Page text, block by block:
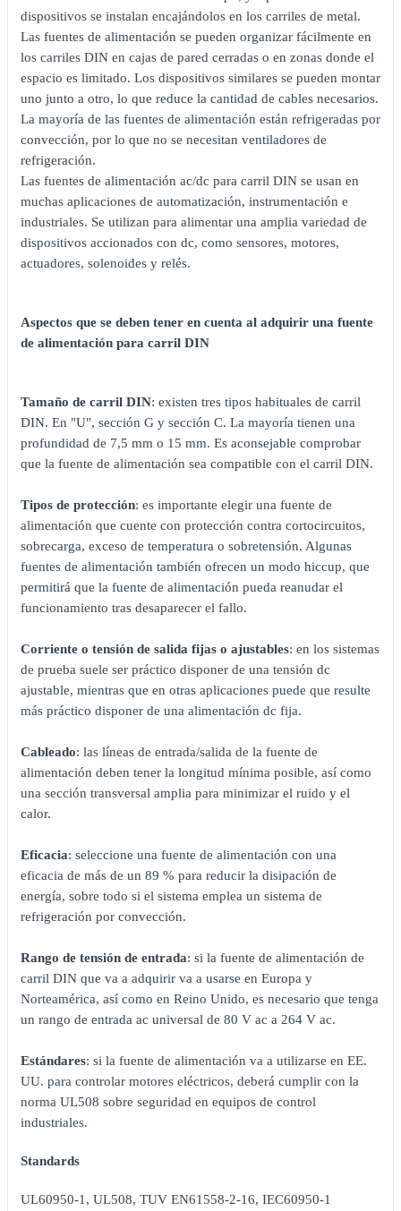
dispositivos se instalan encajándolos en los carriles de metal.
Las fuentes de alimentación se pueden organizar fácilmente en
los carriles DIN en cajas de pared cerradas o en zonas donde el
espacio es limitado. Los dispositivos similares se pueden montar
uno junto a otro, lo que reduce la cantidad de cables necesarios.
La mayoría de las fuentes de alimentación están refrigeradas por
convección, por lo que no se necesitan ventiladores de
refrigeración.
Las fuentes de alimentación ac/dc para carril DIN se usan en
muchas aplicaciones de automatización, instrumentación e
industriales. Se utilizan para alimentar una amplia variedad de
dispositivos accionados con dc, como sensores, motores,
actuadores, solenoides y relés.
Aspectos que se deben tener en cuenta al adquirir una fuente
de alimentación para carril DIN
Tamaño de carril DIN: existen tres tipos habituales de carril
DIN. En "U", sección G y sección C. La mayoría tienen una
profundidad de 7,5 mm o 15 mm. Es aconsejable comprobar
que la fuente de alimentación sea compatible con el carril DIN.
Tipos de protección: es importante elegir una fuente de
alimentación que cuente con protección contra cortocircuitos,
sobrecarga, exceso de temperatura o sobretensión. Algunas
fuentes de alimentación también ofrecen un modo hiccup, que
permitirá que la fuente de alimentación pueda reanudar el
funcionamiento tras desaparecer el fallo.
Corriente o tensión de salida fijas o ajustables: en los sistemas
de prueba suele ser práctico disponer de una tensión dc
ajustable, mientras que en otras aplicaciones puede que resulte
más práctico disponer de una alimentación dc fija.
Cableado: las líneas de entrada/salida de la fuente de
alimentación deben tener la longitud mínima posible, así como
una sección transversal amplia para minimizar el ruido y el
calor.
Eficacia: seleccione una fuente de alimentación con una
eficacia de más de un 89 % para reducir la disipación de
energía, sobre todo si el sistema emplea un sistema de
refrigeración por convección.
Rango de tensión de entrada: si la fuente de alimentación de
carril DIN que va a adquirir va a usarse en Europa y
Norteamérica, así como en Reino Unido, es necesario que tenga
un rango de entrada ac universal de 80 V ac a 264 V ac.
Estándares: si la fuente de alimentación va a utilizarse en EE.
UU. para controlar motores eléctricos, deberá cumplir con la
norma UL508 sobre seguridad en equipos de control
industriales.
Standards
UL60950-1, UL508, TUV EN61558-2-16, IEC60950-1